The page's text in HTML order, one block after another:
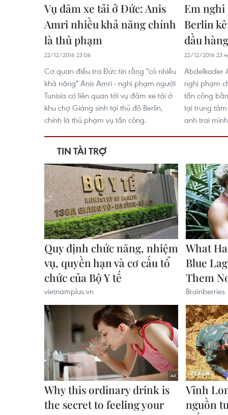
Vụ đâm xe tải ở Đức: Anis
Amri nhiều khả năng chính
là thủ phạm
22/12/2016 23:06
Cơ quan điều tra Đức tin rằng "có nhiều
khả năng" Anis Amri - nghi phạm người
Tunisia có liên quan tới vụ đâm xe tải ở
khu chợ Giáng sinh tại thủ đô Berlin,
chính là thủ phạm vụ tấn công.
Em nghi
Berlin
đầu hàng
22/12/2016
Abdelkader
nghi phạm
tấn công
tại trung
anh trai